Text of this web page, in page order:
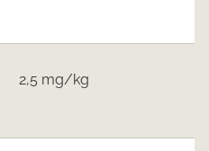
2,5 mg/kg